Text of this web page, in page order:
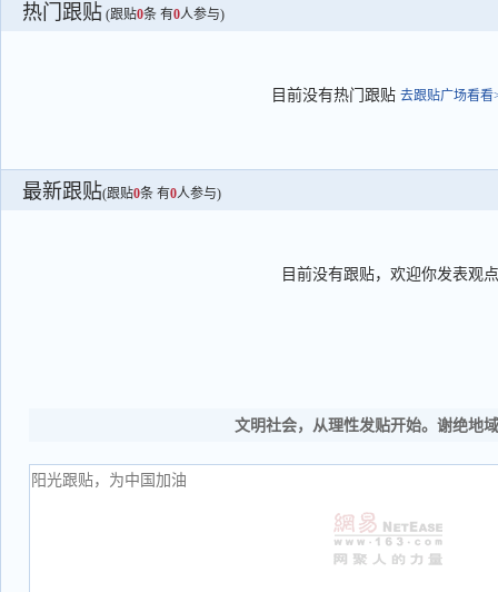
热门跟贴 (跟贴0条 有0人参与)
目前没有热门跟贴 去跟贴广场看看
最新跟贴(跟贴0条 有0人参与)
目前没有跟贴，欢迎你发表观点
文明社会，从理性发贴开始。谢绝地